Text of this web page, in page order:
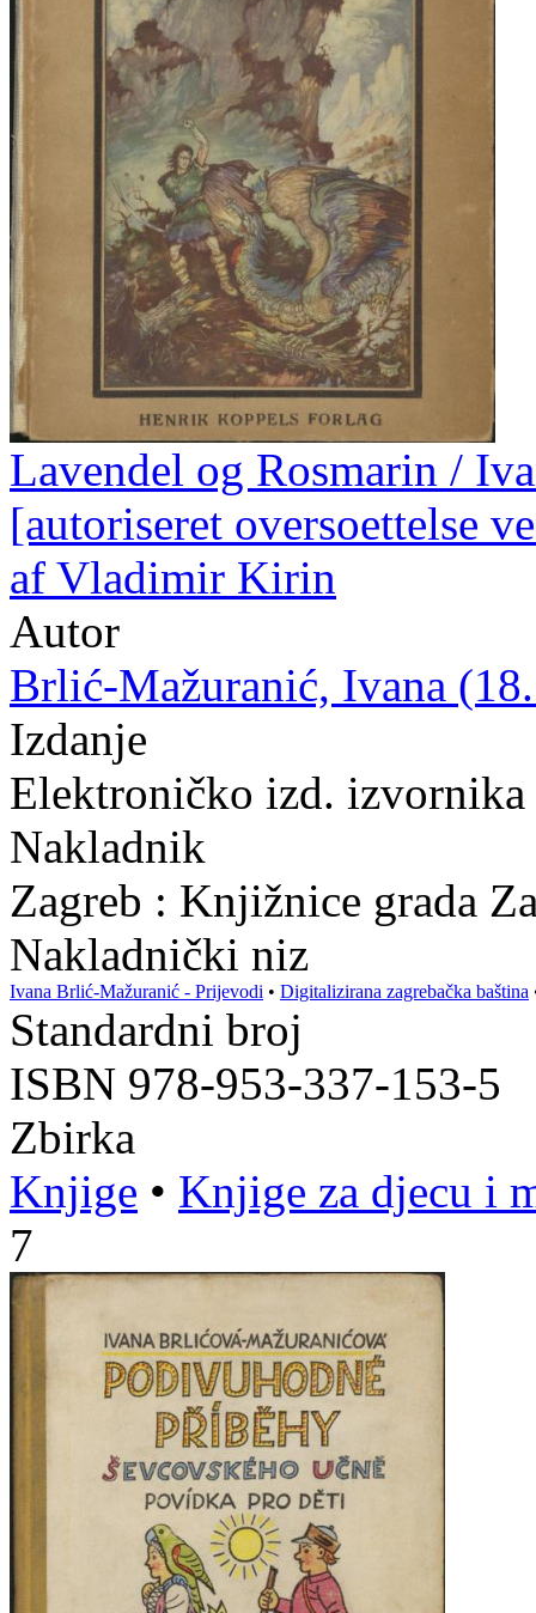
Lavendel og Rosmarin /
[autoriseret oversoettelse
af Vladimir Kirin
Autor
Brlić-Mažuranić, Ivana
Izdanje
Elektroničko izd.
Nakladnik
Zagreb : Knjižnice grada
Nakladnički niz
Ivana Brlić-Mažuranić - Prijevodi • Digitalizirana zagrebačka baština
Standardni broj
ISBN 978-953-337-153-5
Zbirka
Knjige • Knjige za djecu i
7